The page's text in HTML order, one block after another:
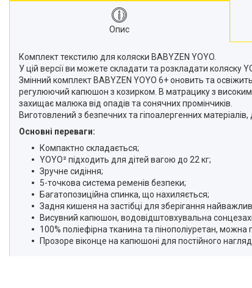
Опис
Комплект текстилю для коляски BABYZEN YOYO.
У цій версії ви можете складати та розкладати коляску
Змінний комплект BABYZEN YOYO 6+ оновить та
регулюючий капюшон з козирком. В матрацику з високим
захищає малюка від опадів та сонячних промінчиків.
Виготовлений з безпечних та гіпоалергенних
Основні переваги:
Компактно складається;
YOYO² підходить для дітей вагою до 22 кг;
Зручне сидіння;
5-точкова система ременів безпеки;
Багатопозиційна спинка, що нахиляється;
Задня кишеня на застібці для зберігання
Висувний капюшон, водовідштовхувальна
100% поліефірна тканина та пінополіуретан, можна
Прозоре віконце на капюшоні для постійного